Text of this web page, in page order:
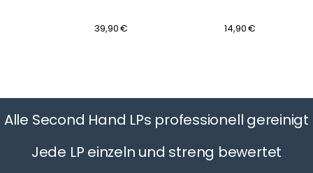
39,90 € 14,90 €
Alle Second Hand LPs professionell gereinigt
Jede LP einzeln und streng bewertet